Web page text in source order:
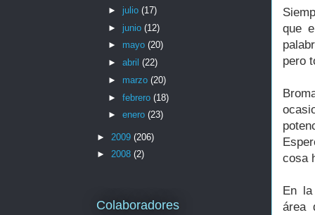
que
pero
cosa
En la
área
► julio (17)
► junio (12)
► mayo (20)
► abril (22)
► marzo (20)
► febrero (18)
► enero (23)
► 2009 (206)
► 2008 (2)
Colaboradores